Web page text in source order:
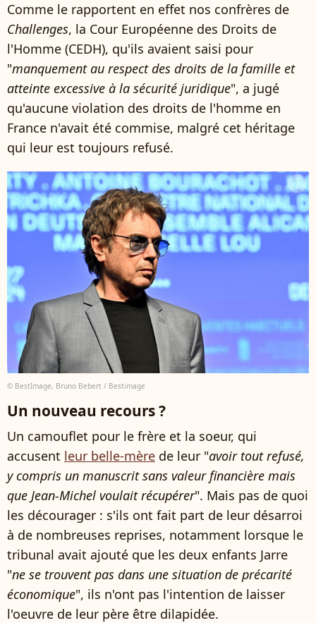
Comme le rapportent en effet nos confrères de
Challenges, la Cour Européenne des Droits de
l'Homme (CEDH), qu'ils avaient saisi pour
"manquement au respect des droits de la famille et
atteinte excessive à la sécurité juridique", a jugé
qu'aucune violation des droits de l'homme en
France n'avait été commise, malgré cet héritage
qui leur est toujours refusé.
© BestImage, Bruno Bebert / Bestimage
Un nouveau recours ?
Un camouflet pour le frère et la soeur, qui
accusent leur belle-mère de leur "avoir tout refusé,
y compris un manuscrit sans valeur financière mais
que Jean-Michel voulait récupérer". Mais pas de quoi
les décourager : s'ils ont fait part de leur désarroi
à de nombreuses reprises, notamment lorsque le
tribunal avait ajouté que les deux enfants Jarre
"ne se trouvent pas dans une situation de précarité
économique", ils n'ont pas l'intention de laisser
l'oeuvre de leur père être dilapidée.